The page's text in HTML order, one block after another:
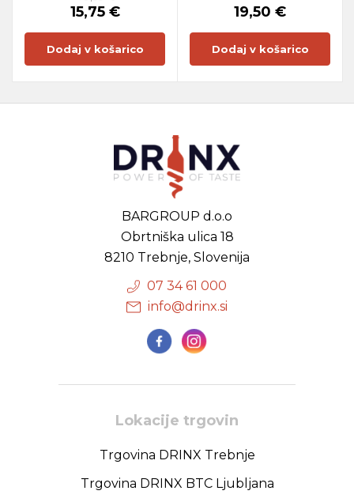
15,75 €
Dodaj v košarico
19,50 €
Dodaj v košarico
BARGROUP d.o.o
Obrtniška ulica 18
8210 Trebnje, Slovenija
07 34 61 000
info@drinx.si
Lokacije trgovin
Trgovina DRINX Trebnje
Trgovina DRINX BTC Ljubljana